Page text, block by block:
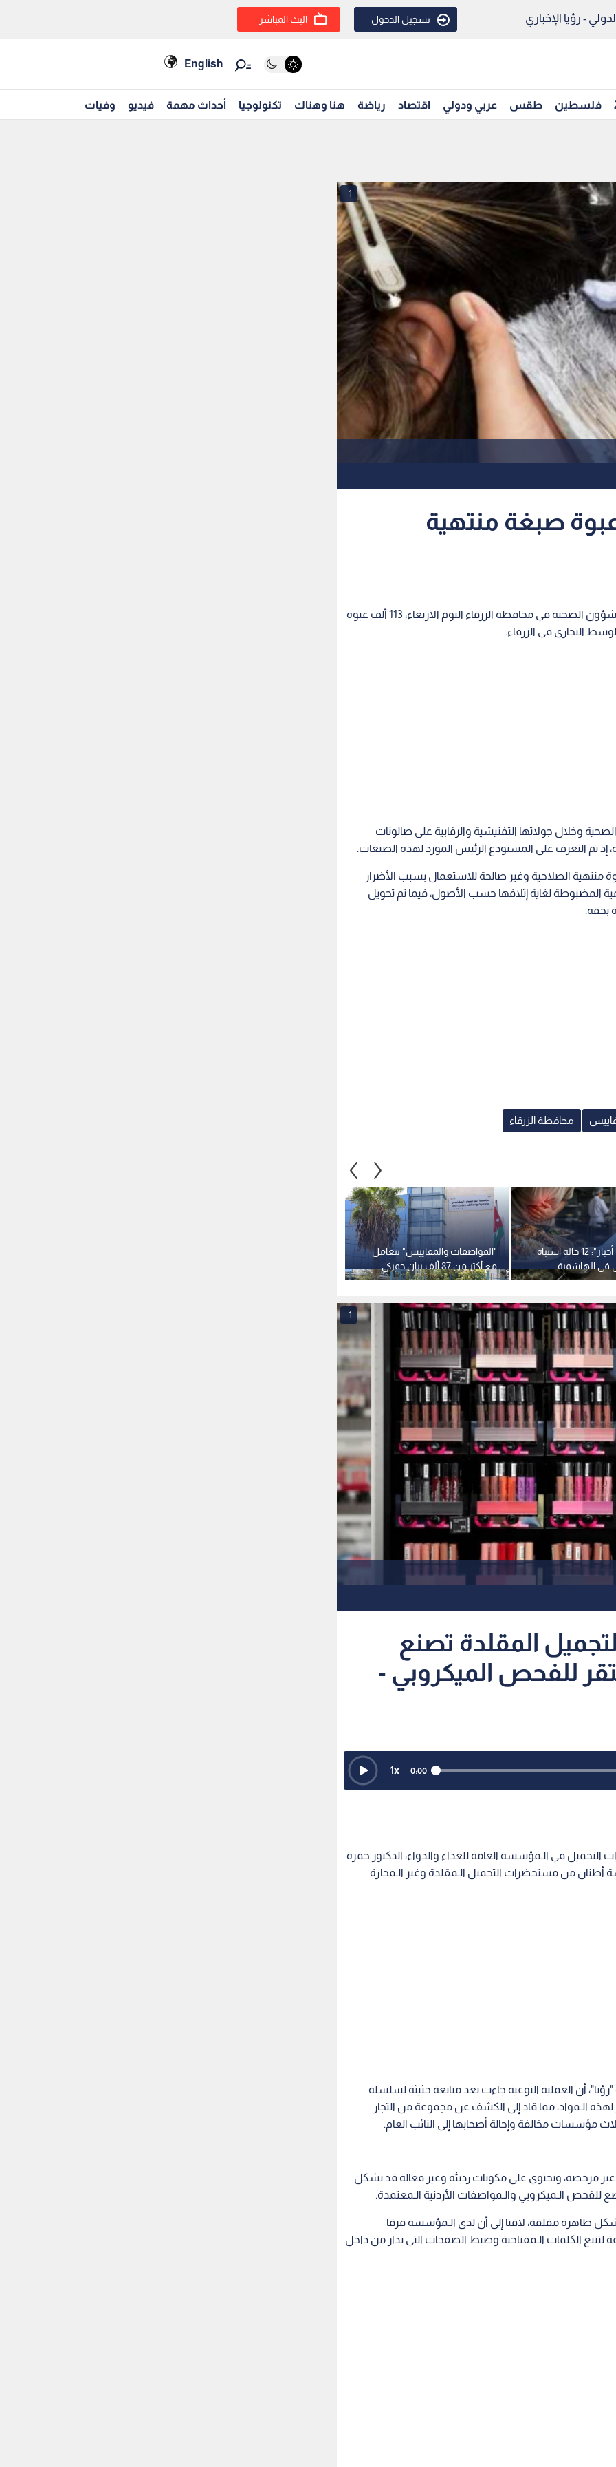
- رؤيا الإخباري تسجيل الدخول البث المباشر
English
فلسطين طقس عربي ودولي اقتصاد رياضة هنا وهناك تكنولوجيا أحداث مهمة فيديو وفيات
1
ضبط 113 ألف عبوة صبغة منتهية
ضبطت كوادر قسم صحة البيئة والغذاء في مديرية الشؤون الصحية في محافظة الزرقاء اليوم الاربعاء، 113 ألف عبوة
التجاري في الزرقاء.
وخلال جولاتها التفتيشية والرقابية على صالونات
إذ تم التعرف على المستودع الرئيس المورد لهذه الصبغات.
ضبطت داخل المستودع 113 ألف عبوة منتهية الصلاحية وغير صالحة للاستعمال بسبب الأضرار
المضبوطة لغاية إتلافها حسب الأصول، فيما تم تحويل
بحقه.
محافظة الزرقاء
"المواصفات والمقاييس" تتعامل
مع أكثر من 87 ألف بيان جمركي
خلال النصف الأول من عام 2026
مراسل "رؤيا أخبار": 12 حالة اشتباه
في الهاشمية
للمطعم
1
المقلدة تصنع
للفحص الميكروبي -
0:00
1x
في الـمؤسسة العامة للغذاء والدواء، الدكتور حمزة
أطنان من مستحضرات التجميل الـمقلدة وغير الـمجازة
أن العملية النوعية جاءت بعد متابعة حثيثة لسلسلة
الـمواد، مما قاد إلى الكشف عن مجموعة من التجار
مؤسسات مخالفة وإحالة أصحابها إلى النائب العام.
مرخصة، وتحتوي على مكونات رديئة وغير فعالة قد تشكل
الـميكروبي والـمواصفات الأردنية الـمعتمدة.
التقليد لا تتجاوز 1% إلى 2% ولا تشكل ظاهرة مقلقة، لافتا إلى أن لدى الـمؤسسة فرقا
الكلمات الـمفتاحية وضبط الصفحات التي تدار من داخل